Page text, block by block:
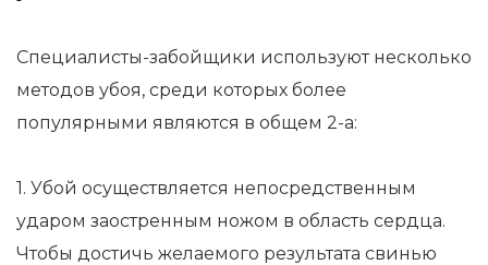
Специалисты-забойщики используют несколько
методов убоя, среди которых более
популярными являются в общем 2-а:
1. Убой осуществляется непосредственным
ударом заостренным ножом в область сердца.
Чтобы достичь желаемого результата свинью